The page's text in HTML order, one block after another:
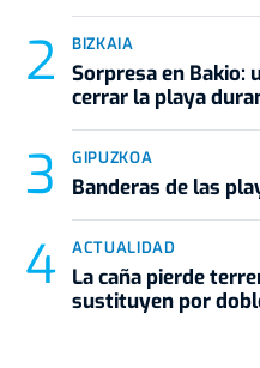
BIZKAIA
Sorpresa en Bakio:
cerrar la playa
GIPUZKOA
Banderas de las
ACTUALIDAD
La caña pierde
sustituyen por